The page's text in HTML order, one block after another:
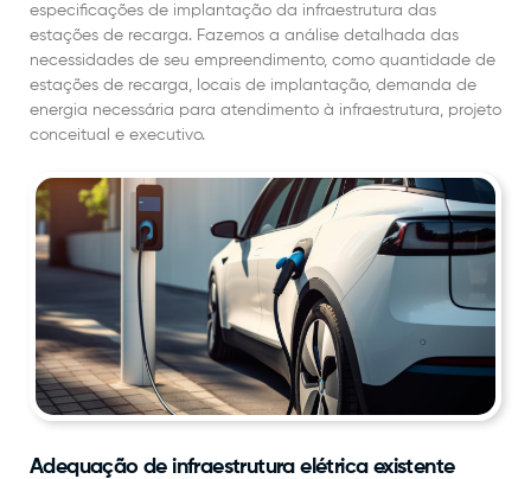
especificações de implantação da infraestrutura das
estações de recarga. Fazemos a análise detalhada das
necessidades de seu empreendimento, como quantidade de
estações de recarga, locais de implantação, demanda de
energia necessária para atendimento à infraestrutura, projeto
conceitual e executivo.
Adequação de infraestrutura elétrica existente